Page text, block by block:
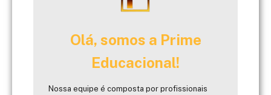
Olá, somos a Prime
Educacional!
Nossa equipe é composta por profissionais